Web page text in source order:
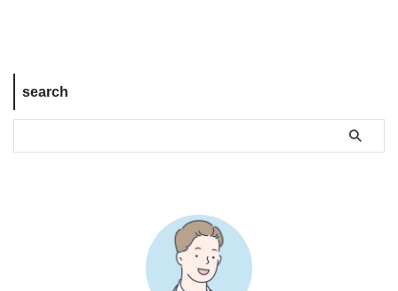
search